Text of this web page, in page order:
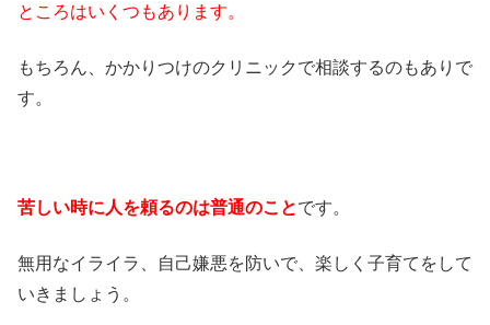
ところはいくつもあります。
もちろん、かかりつけのクリニックで相談するのもありで
す。
苦しい時に人を頼るのは普通のことです。
無用なイライラ、自己嫌悪を防いで、楽しく子育てをして
いきましょう。